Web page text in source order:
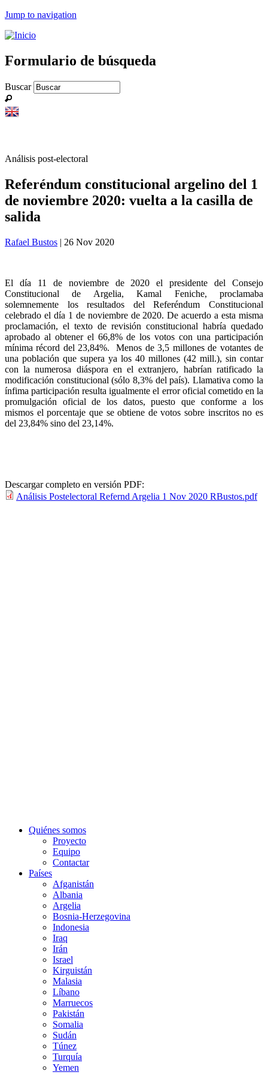
Jump to navigation
Formulario de búsqueda
Buscar
Análisis post-electoral
Referéndum constitucional argelino del 1
de noviembre 2020: vuelta a la casilla de
salida
Rafael Bustos | 26 Nov 2020
El día 11 de noviembre de 2020 el presidente del Consejo
Constitucional de Argelia, Kamal Feniche, proclamaba
solemnemente los resultados del Referéndum Constitucional
celebrado el día 1 de noviembre de 2020. De acuerdo a esta misma
proclamación, el texto de revisión constitucional habría quedado
aprobado al obtener el 66,8% de los votos con una participación
mínima récord del 23,84%.
Menos de 3,5 millones de votantes de
una población que supera ya los 40 millones (42 mill.), sin contar
con la numerosa diáspora en el extranjero, habrían ratificado la
modificación constitucional (sólo 8,3% del país). Llamativa como la
ínfima participación resulta igualmente el error oficial cometido en la
promulgación oficial de los datos, puesto que conforme a los
mismos el porcentaje que se obtiene de votos sobre inscritos no es
del 23,84% sino del 23,14%.
Descargar completo en versión PDF:
Análisis Postelectoral Refernd Argelia 1 Nov 2020 RBustos.pdf
Quiénes somos
Proyecto
Equipo
Contactar
Países
Afganistán
Albania
Argelia
Bosnia-Herzegovina
Indonesia
Iraq
Irán
Israel
Kirguistán
Malasia
Líbano
Marruecos
Pakistán
Somalia
Sudán
Túnez
Turquía
Yemen